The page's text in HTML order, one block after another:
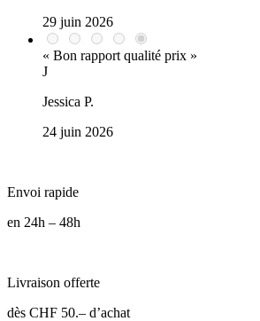
29 juin 2026
« Bon rapport qualité prix »
J
Jessica P.
24 juin 2026
Envoi rapide
en 24h – 48h
Livraison offerte
dès CHF 50.– d’achat